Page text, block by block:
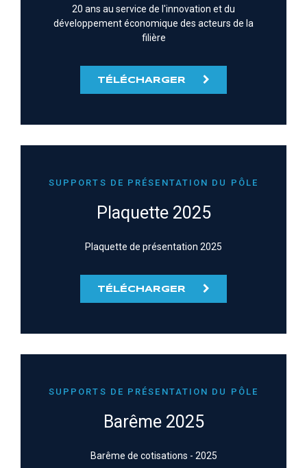
20 ans au service de l'innovation et du
développement économique des acteurs de la
filière
TÉLÉCHARGER
SUPPORTS DE PRÉSENTATION DU PÔLE
Plaquette 2025
Plaquette de présentation 2025
TÉLÉCHARGER
SUPPORTS DE PRÉSENTATION DU PÔLE
Barême 2025
Barême de cotisations - 2025